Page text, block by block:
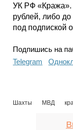
УК РФ «Кража».
рублей, либо
под подпиской
Подпишись на
Telegram
Шахты МВД